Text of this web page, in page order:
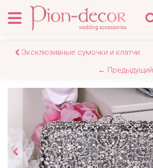
Эксклюзивные сумочки и клатчи
← Предыдущий